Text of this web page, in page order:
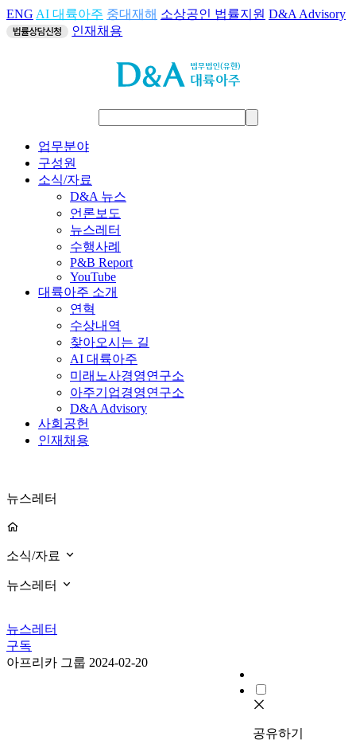
ENG AI 대륙아주 중대재해 소상공인 법률지원 D&A Advisory
인재채용
업무분야
구성원
소식/자료
D&A 뉴스
언론보도
뉴스레터
수행사례
P&B Report
YouTube
대륙아주 소개
연혁
수상내역
찾아오시는 길
AI 대륙아주
미래노사경영연구소
아주기업경영연구소
D&A Advisory
사회공헌
인재채용
뉴스레터
소식/자료
뉴스레터
뉴스레터
구독
아프리카 그룹 2024-02-20
공유하기